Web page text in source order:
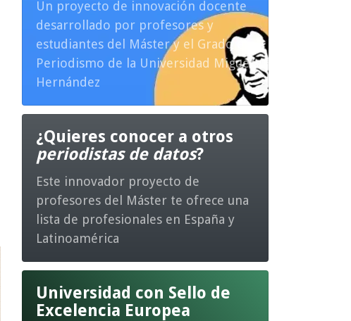
Un proyecto de innovación docente
desarrollado por profesores y
estudiantes del Máster y el Grado en
Periodismo de la Universidad Miguel
Hernández
¿Quieres conocer a otros
periodistas de datos?
Este innovador proyecto de
profesores del Máster te ofrece una
lista de profesionales en España y
Latinoamérica
Universidad con Sello de
Excelencia Europea